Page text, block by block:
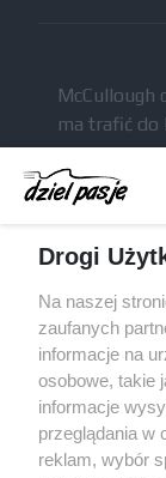
McCullough
ma trafić do
Dochód F1
zeszłego
Honda
silnikiem
Audi
pakiety
Drogi
Na naszej
zaufanych
informacje na
osobowe, takie
informacje
przeglądania w
reklam, wybór